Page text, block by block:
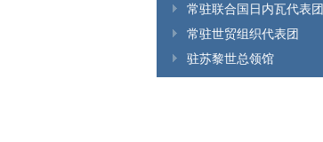
常驻联合国日内瓦代表团
常驻世贸组织代表团
驻苏黎世总领馆